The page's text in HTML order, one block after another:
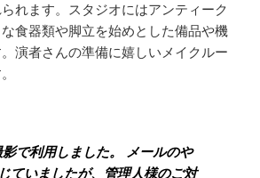
れます。スタジオにはアンティーク
食器類や脚立を始めとした備品や機
演者さんの準備に嬉しいメイクルー
影で利用しました。 メールのや
ていましたが、管理人様のご対